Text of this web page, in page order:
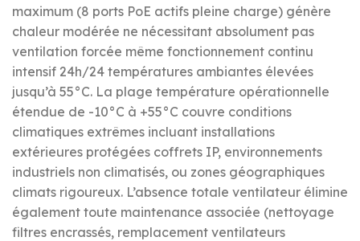
maximum (8 ports PoE actifs pleine charge) génère
chaleur modérée ne nécessitant absolument pas
ventilation forcée même fonctionnement continu
intensif 24h/24 températures ambiantes élevées
jusqu’à 55°C. La plage température opérationnelle
étendue de -10°C à +55°C couvre conditions
climatiques extrêmes incluant installations
extérieures protégées coffrets IP, environnements
industriels non climatisés, ou zones géographiques
climats rigoureux. L’absence totale ventilateur élimine
également toute maintenance associée (nettoyage
filtres encrassés, remplacement ventilateurs